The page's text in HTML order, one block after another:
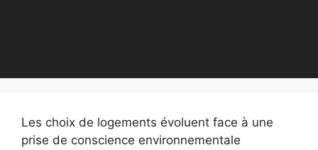
Les choix de logements évoluent face à une
prise de conscience environnementale